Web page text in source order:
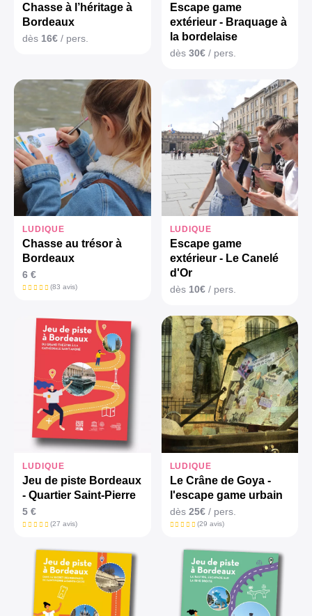
Chasse à l’héritage à
Bordeaux
dès 16€ / pers.
Escape game
extérieur - Braquage à
la bordelaise
dès 30€/ pers.
LUDIQUE
Chasse au trésor à
Bordeaux
6 €
(83 avis)
LUDIQUE
Escape game
extérieur - Le Canelé
d'Or
dès 10€/ pers.
LUDIQUE
Jeu de piste Bordeaux
- Quartier Saint-Pierre
5 €
(27 avis)
LUDIQUE
Le Crâne de Goya -
l'escape game urbain
dès 25€/ pers.
(29 avis)